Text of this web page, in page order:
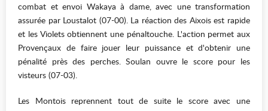
combat et envoi Wakaya à dame, avec une transformation
assurée par Loustalot (07-00). La réaction des Aixois est rapide
et les Violets obtiennent une pénaltouche. L'action permet aux
Provençaux de faire jouer leur puissance et d'obtenir une
pénalité près des perches. Soulan ouvre le score pour les
visteurs (07-03).
Les Montois reprennent tout de suite le score avec une